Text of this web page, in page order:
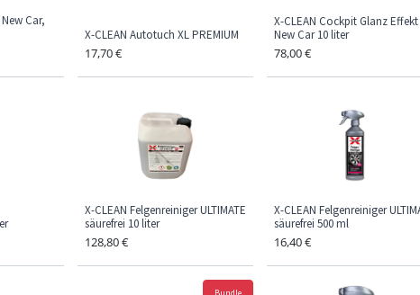
Car,
X-CLEAN Autotuch XL PREMIUM
17,70€
X-CLEAN Cockpit Glanz Effekt
New Car 10 liter
78,00€
X-CLEAN Felgenreiniger ULTIMATE
säurefrei 10 liter
128,80€
X-CLEAN Felgenreiniger
säurefrei 500 ml
16,40€